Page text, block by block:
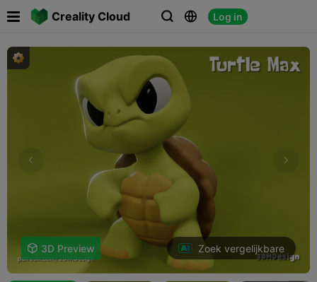
Creality Cloud   Log in
 
 3D Preview Zoek vergelijkbare